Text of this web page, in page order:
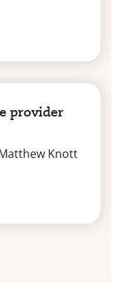
provider
Knott